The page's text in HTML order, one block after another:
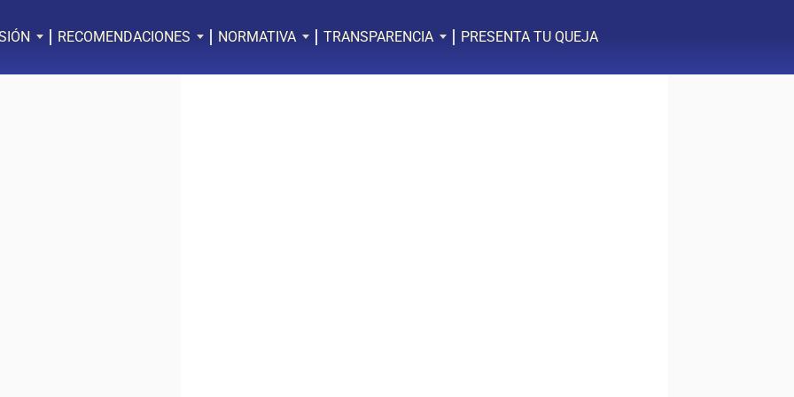
RECOMENDACIONES NORMATIVA TRANSPARENCIA PRESENTA TU QUEJA